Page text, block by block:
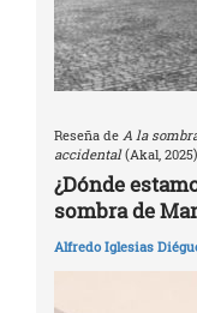
Reseña de A la
accidental(Akal,
¿Dónde
sombra de
Alfredo Iglesias